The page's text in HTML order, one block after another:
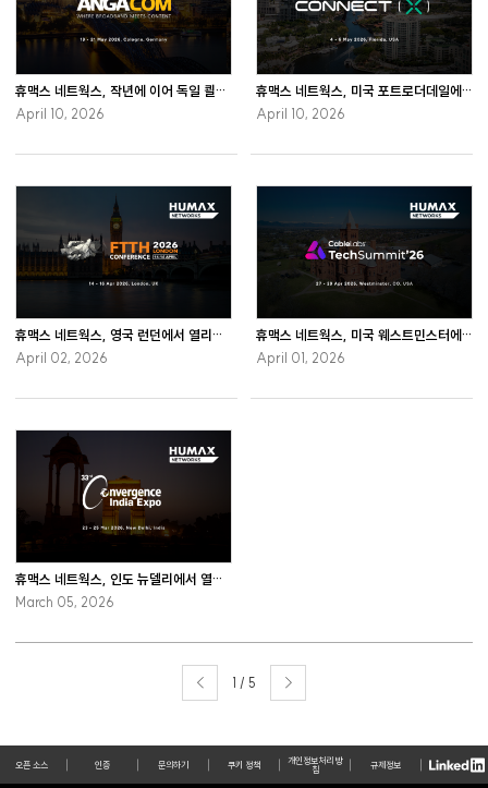
휴맥스 네트웍스, 작년에 이어 독일 쾰른에서 개최하는 ANGA COM 2026 참가
April 10, 2026
휴맥스 네트웍스, 미국 포트로더데일에서 개최하는 Connect (X) 2026 참관
April 10, 2026
휴맥스 네트웍스, 영국 런던에서 열리는 FTTH Conference 2026 참관
April 02, 2026
휴맥스 네트웍스, 미국 웨스트민스터에서 개최하는 CableLabs Tech Summit 2026 참가
April 01, 2026
휴맥스 네트웍스, 인도 뉴델리에서 열리는 Convergence India Expo 2026 참관
March 05, 2026
1 / 5
오픈 소스 인증 문의하기 쿠키 정책
개인정보처리 방
침
규제정보